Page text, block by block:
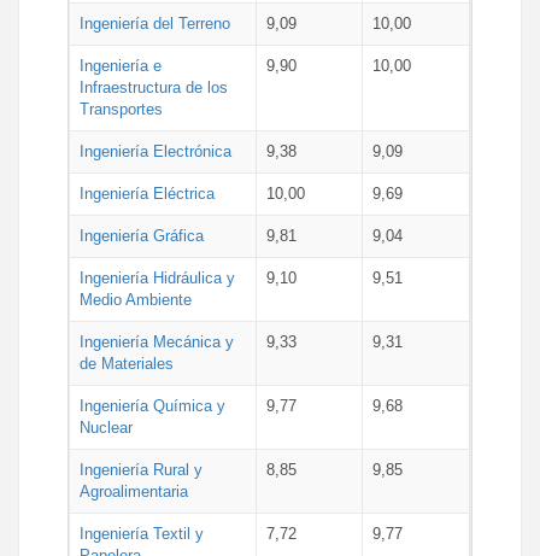
Ingeniería del Terreno 9,09 10,00
Ingeniería e
Infraestructura de los
Transportes
9,90 10,00
Ingeniería Electrónica 9,38 9,09
Ingeniería Eléctrica 10,00 9,69
Ingeniería Gráfica 9,81 9,04
Ingeniería Hidráulica y
Medio Ambiente
9,10 9,51
Ingeniería Mecánica y
de Materiales
9,33 9,31
Ingeniería Química y
Nuclear
9,77 9,68
Ingeniería Rural y
Agroalimentaria
8,85 9,85
Ingeniería Textil y
7,72 9,77